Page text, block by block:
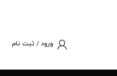
ورود / ثبت نام